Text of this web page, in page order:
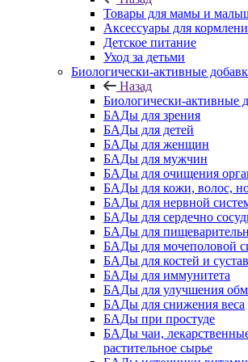
Товары для мамы и
Аксессуары для
Детское питание
Уход за детьми
Биологически-активные
Назад
Биологически-активные
БАДы для зрения
БАДы для детей
БАДы для женщин
БАДы для мужчин
БАДы для очищения
БАДы для кожи, волос,
БАДы для нервной
БАДы для сердечно
БАДы для
БАДы для мочеполовой
БАДы для костей и
БАДы для иммунитета
БАДы для улучшения
БАДы для снижения веса
БАДы при простуде
БАДы чаи,
растительное сырье